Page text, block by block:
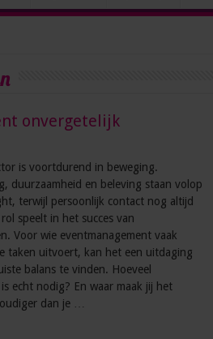
onvergetelijk
is voortdurend in beweging.
duurzaamheid en beleving staan volop
terwijl persoonlijk contact nog altijd
speelt in het succes van
Voor wie eventmanagement vaak
taken uitvoert, kan het een uitdaging
balans te vinden. Hoeveel
echt nodig? En waar maak jij het
dan je …